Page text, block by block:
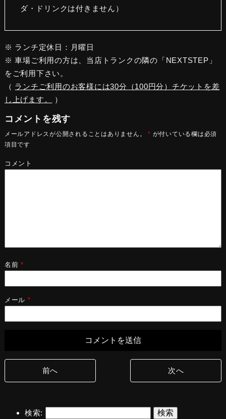
ダ・ドリンクは付きません）
※ ランチ定休日：月曜日
※ 車場ご利用の方は、当店トランクの隣の「NEXTSTEP」
をご利用下さい。
（ ランチご利用のお客様には30分（100円分）チケットを差
し上げます。
）
コメントを残す
メールアドレスが公開されることはありません。 * が付いている欄は必須
項目です
コメント
名前*
メール *
前へ 次へ
検索: